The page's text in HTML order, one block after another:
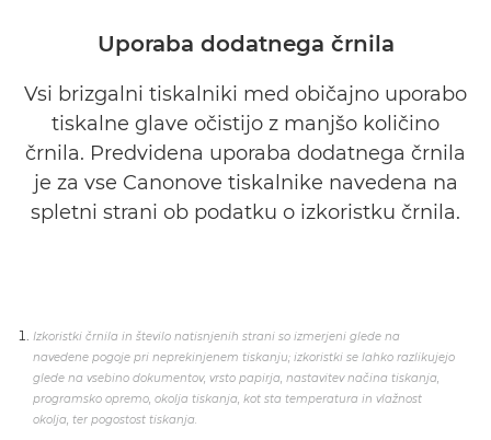
Uporaba dodatnega črnila
Vsi brizgalni tiskalniki med običajno uporabo
tiskalne glave očistijo z manjšo količino
črnila. Predvidena uporaba dodatnega črnila
je za vse Canonove tiskalnike navedena na
spletni strani ob podatku o izkoristku črnila.
Izkoristki črnila in število natisnjenih strani so izmerjeni glede na
navedene pogoje pri neprekinjenem tiskanju; izkoristki se lahko razlikujejo
glede na vsebino dokumentov, vrsto papirja, nastavitev načina tiskanja,
programsko opremo, okolja tiskanja, kot sta temperatura in vlažnost
okolja, ter pogostost tiskanja.